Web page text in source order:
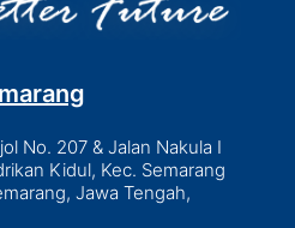
No. 207 & Jalan Nakula I
Kidul, Kec. Semarang
Jawa Tengah,